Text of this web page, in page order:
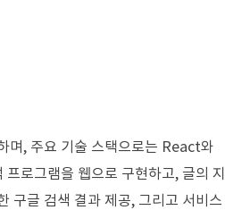
며, 주요 기술 스택으로는 React와
로그램을 웹으로 구현하고, 글의 지
구글 검색 결과 제공, 그리고 서비스